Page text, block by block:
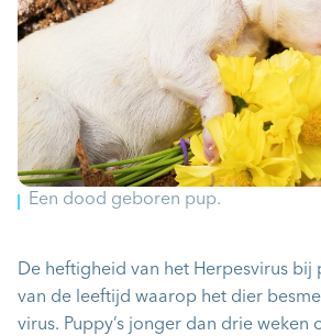
Een dood geboren pup.
De heftigheid van het Herpesvirus bij
van de leeftijd waarop het dier
virus. Puppy’s jonger dan drie weken